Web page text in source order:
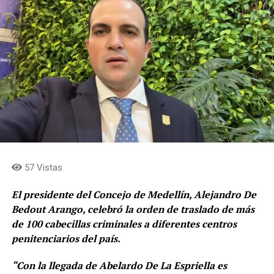
57 Vistas
El presidente del Concejo de Medellín, Alejandro De
Bedout Arango, celebró la orden de traslado de más
de 100 cabecillas criminales a diferentes centros
penitenciarios del país.
“Con la llegada de Abelardo De La Espriella es